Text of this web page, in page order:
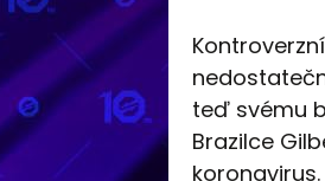
teď svému
Brazilce
koronavirus.